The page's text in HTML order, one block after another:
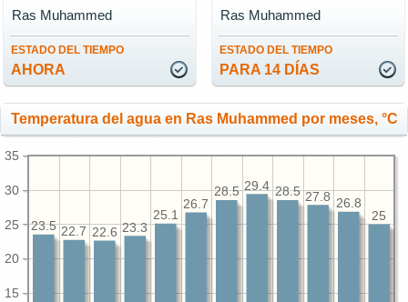
ESTADO DEL TIEMPO
AHORA
Ras Muhammed
ESTADO DEL TIEMPO
PARA 14 DÍAS
Ras Muhammed
Temperatura del agua en Ras Muhammed por meses, °C
15
20
25
30
35
25
26.8
27.8
28.5
29.4
28.5
26.7
25.1
23.3
22.6
22.7
23.5